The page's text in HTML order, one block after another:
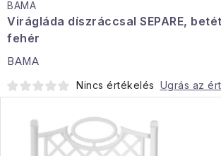
Otthoni illatok
Teák
Lakástextil
Háztartás
BAMA
Virágláda díszráccsal SEPARE,
fehér
BAMA
Nincs értékelés Ugrás az